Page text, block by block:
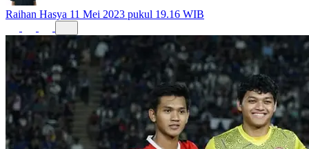
Raihan Hasya 11 Mei 2023 pukul 19.16 WIB